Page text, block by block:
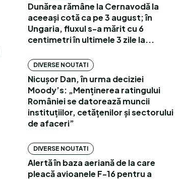
Dunărea rămâne la Cernavodă la
aceeași cotă ca pe 3 august; în
Ungaria, fluxul s-a mărit cu 6
centimetri în ultimele 3 zile la...
DIVERSE NOUTATI
Nicușor Dan, în urma deciziei
Moody’s: „Menținerea ratingului
României se datorează muncii
instituțiilor, cetățenilor și sectorului
de afaceri”
DIVERSE NOUTATI
Alertă în baza aeriană de la care
pleacă avioanele F-16 pentru a